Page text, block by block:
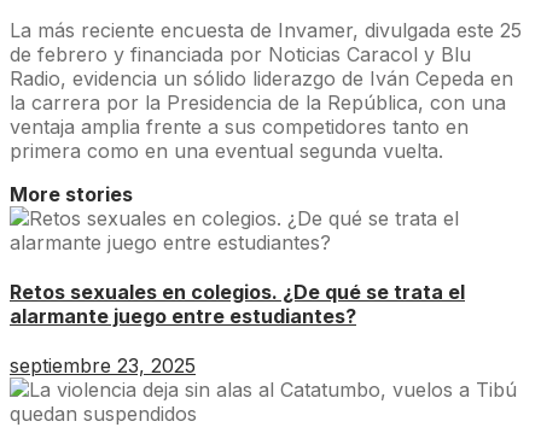
La más reciente encuesta de Invamer, divulgada este 25
de febrero y financiada por Noticias Caracol y Blu
Radio, evidencia un sólido liderazgo de Iván Cepeda en
la carrera por la Presidencia de la República, con una
ventaja amplia frente a sus competidores tanto en
primera como en una eventual segunda vuelta.
More stories
Retos sexuales en colegios. ¿De qué se trata el
alarmante juego entre estudiantes?
septiembre 23, 2025